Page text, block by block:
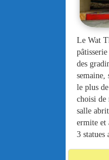
Le Wat
des
le plus
choisi de
salle
ermite et
3 statues